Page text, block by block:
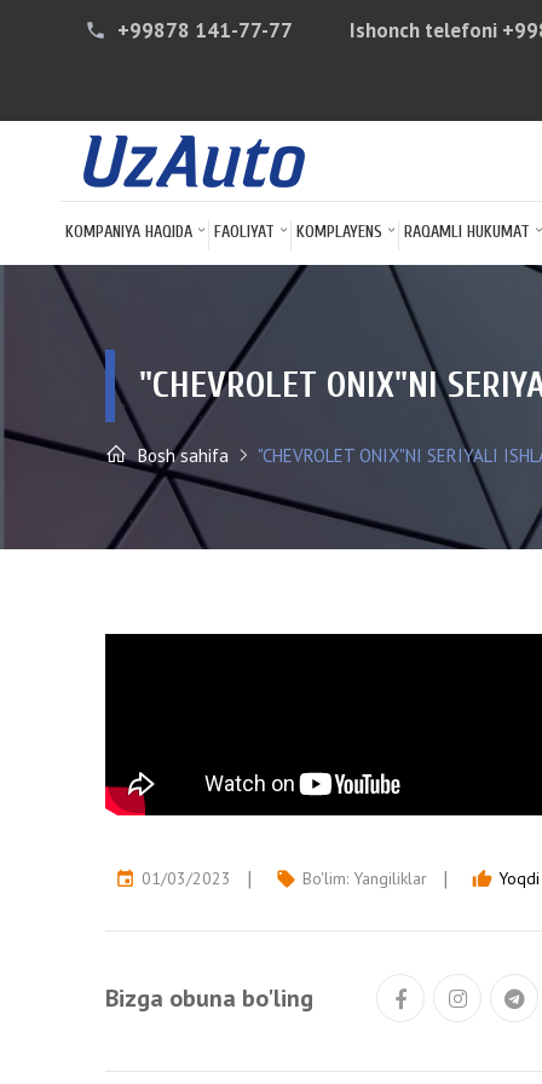
phone +99878 141-77-77 Ishonch telefoni
KOMPANIYA HAQIDA FAOLIYAT KOMPLAYENS RAQAMLI HUKUMAT
"CHEVROLET ONIX"NI
Bosh sahifa "CHEVROLET ONIX"NI SERIYALI
event 01/03/2023 local_offer Bo'lim: Yangiliklar thumb_up
Bizga obuna bo'ling